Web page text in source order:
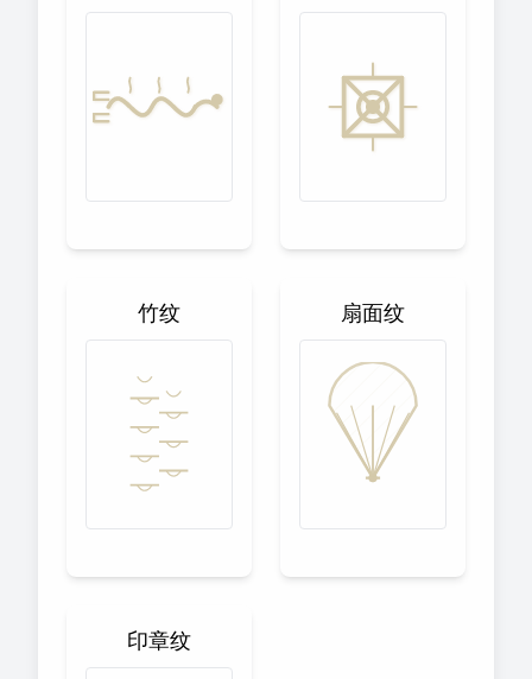
竹纹 扇面纹
印章纹